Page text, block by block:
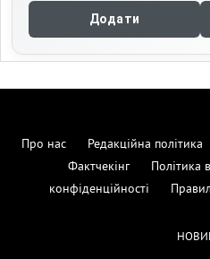
Додати
Про нас Редакційна політика
Фактчекінг
Політика
конфіденційності